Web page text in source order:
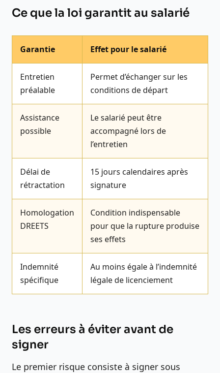
Ce que la loi garantit au salarié
Garantie Effet pour le salarié
Entretien
préalable
Permet d’échanger sur les
conditions de départ
Assistance
possible
Le salarié peut être
accompagné lors de
l’entretien
Délai de
rétractation
15 jours calendaires après
signature
Homologation
DREETS
Condition indispensable
pour que la rupture produise
ses effets
Indemnité
spécifique
Au moins égale à l’indemnité
légale de licenciement
Les erreurs à éviter avant de
signer
Le premier risque consiste à signer sous